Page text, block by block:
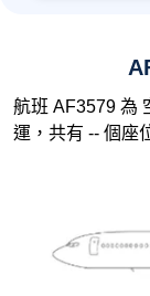
航班 AF3579 為
運，共有 -- 個座